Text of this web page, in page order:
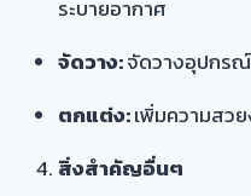
ระบายอากาศ
จัดวาง:จัดวางอุปกรณ์
ตกแต่ง:เพิ่มความสวย
สิ่งสำคัญอื่นๆ